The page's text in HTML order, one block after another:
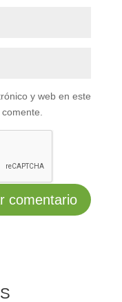
y web en este